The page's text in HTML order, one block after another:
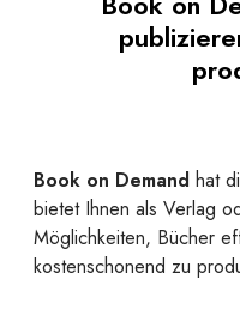
Book on Demand hat
bietet Ihnen als Verlag
Möglichkeiten, Bücher
kostenschonend zu